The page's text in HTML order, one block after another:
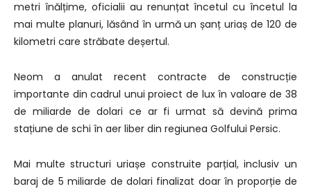
metri înălțime, oficialii au renunțat încetul cu încetul la
mai multe planuri, lăsând în urmă un șanț uriaș de 120 de
kilometri care străbate deșertul.
Neom a anulat recent contracte de construcție
importante din cadrul unui proiect de lux în valoare de 38
de miliarde de dolari ce ar fi urmat să devină prima
stațiune de schi în aer liber din regiunea Golfului Persic.
Mai multe structuri uriașe construite parțial, inclusiv un
baraj de 5 miliarde de dolari finalizat doar în proporție de